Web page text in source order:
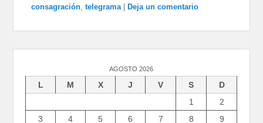
consagración,telegrama Deja un comentario
AGOSTO 2026
L M X J V S
D
1
2
3
4 5 6 7 8
9